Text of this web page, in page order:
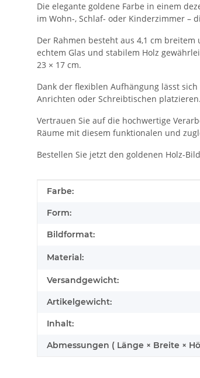
Die elegante goldene Farbe in einem
im Wohn-, Schlaf- oder Kinderzimmer –
Der Rahmen besteht aus 4,1 cm
echtem Glas und stabilem Holz
23 × 17 cm.
Dank der flexiblen Aufhängung lässt
Anrichten oder Schreibtischen
Vertrauen Sie auf die hochwertige
Räume mit diesem funktionalen und
Bestellen Sie jetzt den goldenen Holz-
Produkteigenschaft
Wert
Farbe:
Form:
Bildformat:
Material:
Versandgewicht:
Artikelgewicht:
Inhalt:
Abmessungen ( Länge × Breite ×